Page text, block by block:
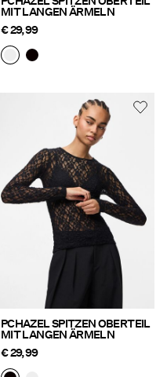
MIT LANGEN ÄRMELN
€ 29,99
PCHAZEL SPITZEN OBERTEIL
MIT LANGEN ÄRMELN
€ 29,99